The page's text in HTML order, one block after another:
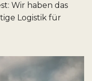
Wir haben das
Logistik für